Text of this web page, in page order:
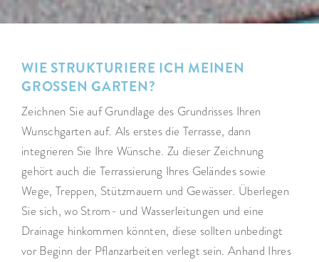
WIE STRUKTURIERE ICH MEINEN
GROSSEN GARTEN?
Zeichnen Sie auf Grundlage des Grundrisses Ihren
Wunschgarten auf. Als erstes die Terrasse, dann
integrieren Sie Ihre Wünsche. Zu dieser Zeichnung
gehört auch die Terrassierung Ihres Geländes sowie
Wege, Treppen, Stützmauern und Gewässer. Überlegen
Sie sich, wo Strom- und Wasserleitungen und eine
Drainage hinkommen könnten, diese sollten unbedingt
vor Beginn der Pflanzarbeiten verlegt sein. Anhand Ihres